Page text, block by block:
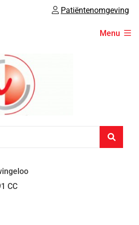
Patiëntenomgeving
Menu
CC